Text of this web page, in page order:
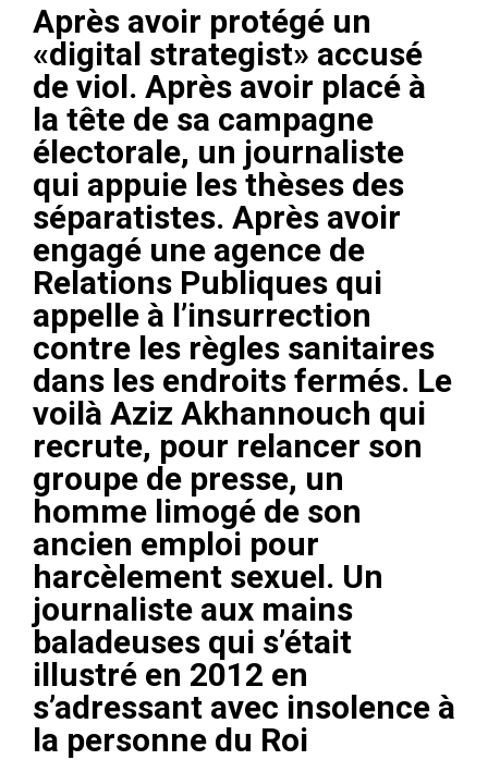
Après avoir protégé un
«digital strategist» accusé
de viol. Après avoir placé à
la tête de sa campagne
électorale, un journaliste
qui appuie les thèses des
séparatistes. Après avoir
engagé une agence de
Relations Publiques qui
appelle à l’insurrection
contre les règles sanitaires
dans les endroits fermés. Le
voilà Aziz Akhannouch qui
recrute, pour relancer son
groupe de presse, un
homme limogé de son
ancien emploi pour
harcèlement sexuel. Un
journaliste aux mains
baladeuses qui s’était
illustré en 2012 en
s’adressant avec insolence à
la personne du Roi